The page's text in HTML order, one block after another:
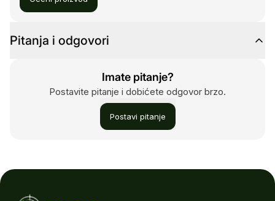
Pitanja i odgovori
Imate pitanje?
Postavite pitanje i dobićete odgovor brzo.
Postavi pitanje